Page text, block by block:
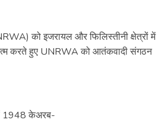
को इजरायल और फिलिस्तीनी क्षेत्रों में
करते हुए UNRWA को आतंकवादी संगठन
1948 केअरब-